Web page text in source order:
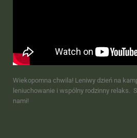
Wiekopomna chwila! Leniwy dzień na
leniuchowanie i wspólny rodzinny relaks.
nami!